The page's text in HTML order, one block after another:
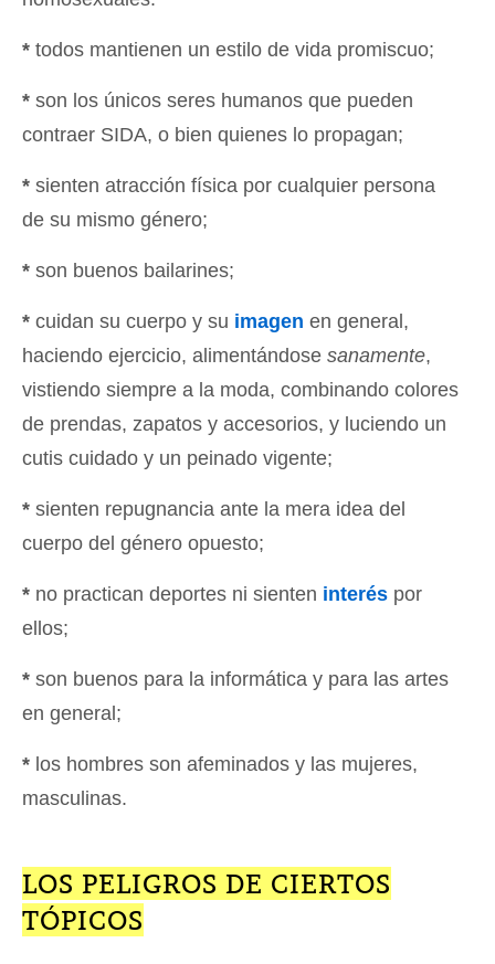
* todos mantienen un estilo de vida promiscuo;
* son los únicos seres humanos que pueden
contraer SIDA, o bien quienes lo propagan;
* sienten atracción física por cualquier persona
de su mismo género;
* son buenos bailarines;
* cuidan su cuerpo y su imagen en general,
haciendo ejercicio, alimentándose sanamente,
vistiendo siempre a la moda, combinando colores
de prendas, zapatos y accesorios, y luciendo un
cutis cuidado y un peinado vigente;
* sienten repugnancia ante la mera idea del
cuerpo del género opuesto;
* no practican deportes ni sienten interés por
ellos;
* son buenos para la informática y para las artes
en general;
* los hombres son afeminados y las mujeres,
masculinas.
LOS PELIGROS DE CIERTOS
TÓPICOS